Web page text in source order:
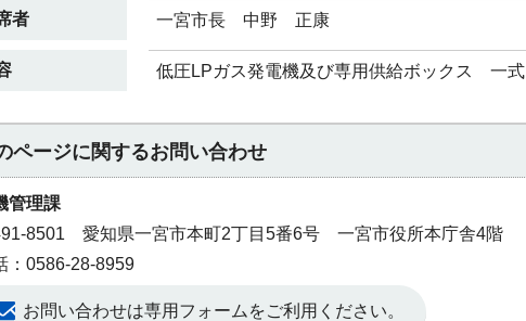
者 一宮市長 中野 正康
低圧LPガス発電機及び専用供給ボックス 一式
ページに関するお問い合わせ
管理課
8501 愛知県一宮市本町2丁目5番6号 一宮市役所本庁舎4階
：0586-28-8959
お問い合わせは専用フォームをご利用ください。